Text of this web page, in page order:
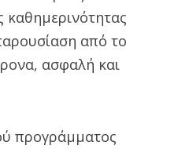
καθημερινότητας
από το
ασφαλή και
προγράμματος